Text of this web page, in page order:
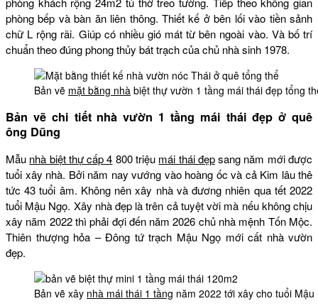
phòng bếp và bàn ăn liên thông. Thiết kế ở bên lối vào tiền sảnh
chữ L rộng rãi. Giúp có nhiều gió mát từ bên ngoài vào. Và bố trí
chuẩn theo đúng phong thủy bát trạch của chủ nhà sinh 1978.
Bản vẽ mặt bằng nhà biệt thự vườn 1 tầng mái thái đẹp tổng
Bản vẽ chi tiết nhà vườn 1 tầng mái thái đẹp ở quê
ông Dũng
Mẫu nhà biệt thự cấp 4 800 triệu mái thái đẹpsang năm mới được
tuổi xây nhà. Bởi năm nay vướng vào hoàng ốc và cả Kim lâu thê
tức 43 tuổi âm. Không nên xây nhà và đương nhiên qua tết 2022
tuổi Mậu Ngọ. Xây nhà đẹp là trên cả tuyệt vời mà nếu không chịu
xây năm 2022 thì phải đợi đến năm 2026 chủ nhà mệnh Tốn Mộc.
Thiên thượng hỏa – Đông tứ trạch Mậu Ngọ mới cất nhà vườn
đẹp.
Bản vẽ xây nhà mái thái 1 tầng năm 2022 tới xây cho tuổi Mậu